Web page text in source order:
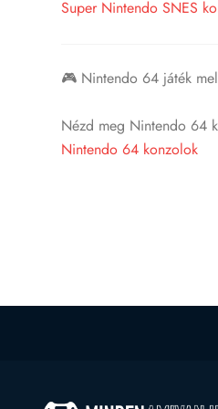
Super Nintendo SNES
🎮 Nintendo 64 játék
Nézd meg Nintendo 64
Nintendo 64 konzolok